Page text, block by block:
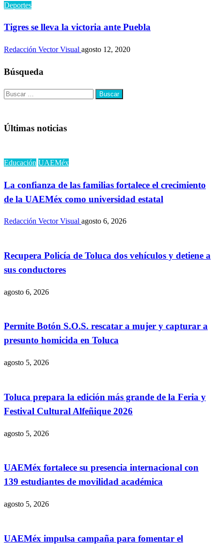
Deportes
Tigres se lleva la victoria ante Puebla
Redacción Vector Visual agosto 12, 2020
Búsqueda
Buscar:
Últimas noticias
Educación UAEMéx
La confianza de las familias fortalece el crecimiento
de la UAEMéx como universidad estatal
Redacción Vector Visual agosto 6, 2026
Recupera Policía de Toluca dos vehículos y detiene a
sus conductores
agosto 6, 2026
Permite Botón S.O.S. rescatar a mujer y capturar a
presunto homicida en Toluca
agosto 5, 2026
Toluca prepara la edición más grande de la Feria y
Festival Cultural Alfeñique 2026
agosto 5, 2026
UAEMéx fortalece su presencia internacional con
139 estudiantes de movilidad académica
agosto 5, 2026
UAEMéx impulsa campaña para fomentar el